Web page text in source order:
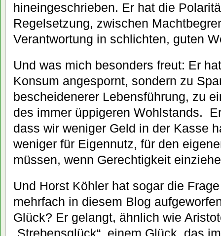
hineingeschrieben. Er hat die
Regelsetzung, zwischen
Verantwortung in schlichten, guten
Und was mich besonders freut: Er
Konsum angespornt, sondern zu
bescheidenerer Lebensführung, zu
des immer üppigeren Wohlstands.
dass wir weniger Geld in der Kasse
weniger für Eigennutz, für den
müssen, wenn Gerechtigkeit
Und Horst Köhler hat sogar die
mehrfach in diesem Blog
Glück? Er gelangt, ähnlich wie
„Strebensglück“, einem Glück, das